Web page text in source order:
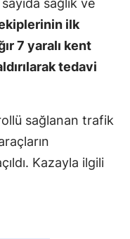
Isparta
Mersin
Kastamonu
sağlık ve
ilk
7 yaralı kent
tedavi
sağlanan trafik
Kazayla ilgili